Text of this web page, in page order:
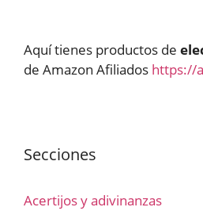
Aquí tienes productos de
de Amazon Afiliados https://
Secciones
Acertijos y adivinanzas